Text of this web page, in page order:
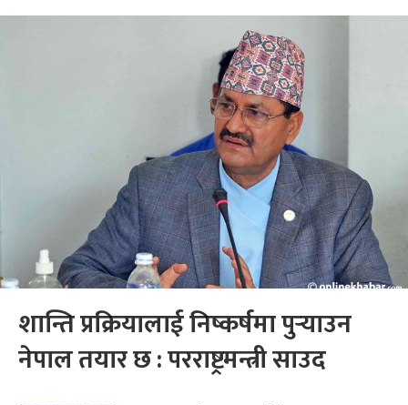
शान्ति प्रक्रियालाई निष्कर्षमा पुर्‍याउन
नेपाल तयार छ : परराष्ट्रमन्त्री साउद